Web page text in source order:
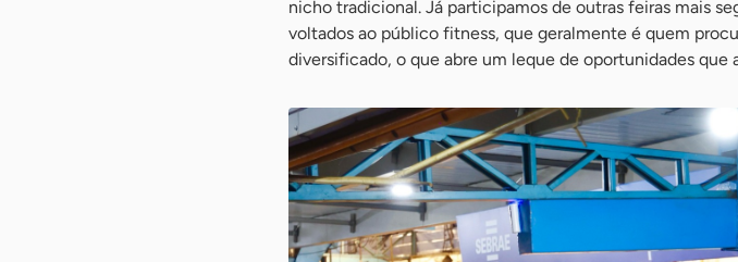
nicho tradicional. Já participamos de outras feiras mais
voltados ao público fitness, que geralmente é quem
diversificado, o que abre um leque de oportunidades que